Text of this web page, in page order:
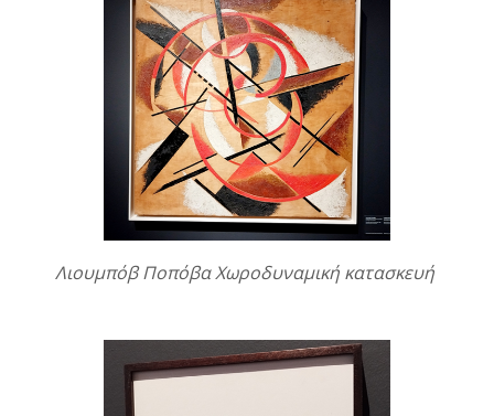
Λιουμπόβ Ποπόβα Χωροδυναμική κατασκευή